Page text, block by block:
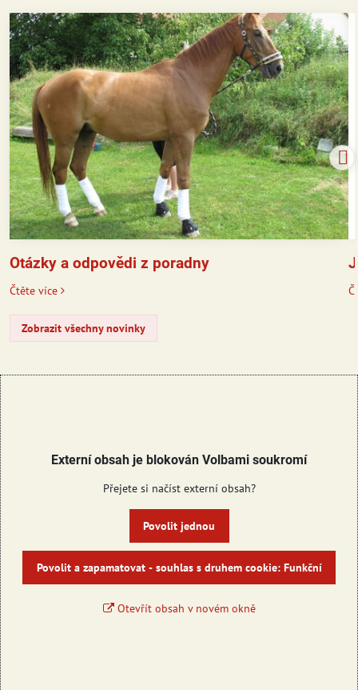
Otázky a odpovědi z poradny
Čtěte více
Zobrazit všechny novinky
Externí obsah je blokován Volbami soukromí
Přejete si načíst externí obsah?
Povolit jednou
Povolit a zapamatovat - souhlas s druhem cookie: Funkční
Otevřít obsah v novém okně